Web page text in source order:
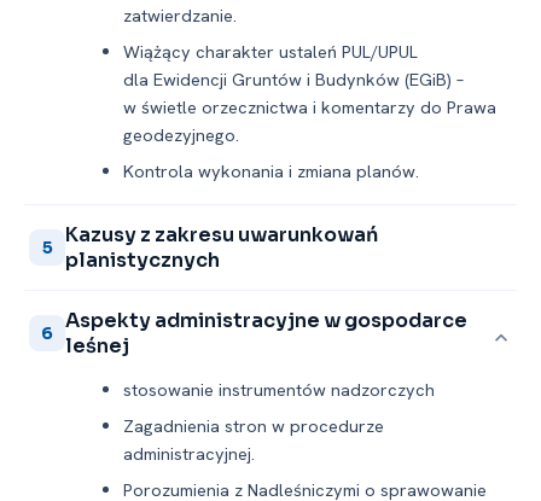
zatwierdzanie.
Wiążący charakter ustaleń PUL/UPUL
dla Ewidencji Gruntów i Budynków (EGiB) –
w świetle orzecznictwa i komentarzy do Prawa
geodezyjnego.
Kontrola wykonania i zmiana planów.
5
Kazusy z zakresu uwarunkowań
planistycznych
6 Aspekty administracyjne w gospodarce
leśnej
stosowanie instrumentów nadzorczych
Zagadnienia stron w procedurze
administracyjnej.
Porozumienia z Nadleśniczymi o sprawowanie